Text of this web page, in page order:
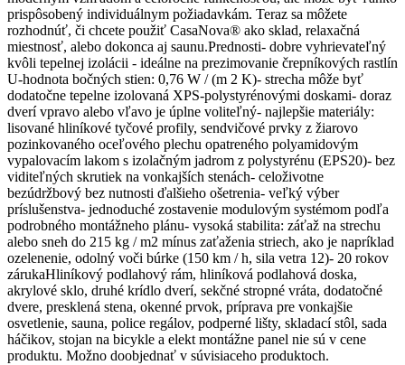
prispôsobený individuálnym požiadavkám. Teraz sa môžete
rozhodnúť, či chcete použiť CasaNova® ako sklad, relaxačná
miestnosť, alebo dokonca aj saunu.Prednosti- dobre vyhrievateľný
kvôli tepelnej izolácii - ideálne na prezimovanie črepníkových rastlín
U-hodnota bočných stien: 0,76 W / (m 2 K)- strecha môže byť
dodatočne tepelne izolovaná XPS-polystyrénovými doskami- doraz
dverí vpravo alebo vľavo je úplne voliteľný- najlepšie materiály:
lisované hliníkové tyčové profily, sendvičové prvky z žiarovo
pozinkovaného oceľového plechu opatreného polyamidovým
vypalovacím lakom s izolačným jadrom z polystyrénu (EPS20)- bez
viditeľných skrutiek na vonkajších stenách- celoživotne
bezúdržbový bez nutnosti ďalšieho ošetrenia- veľký výber
príslušenstva- jednoduché zostavenie modulovým systémom podľa
podrobného montážneho plánu- vysoká stabilita: záťaž na strechu
alebo sneh do 215 kg / m2 mínus zaťaženia striech, ako je napríklad
ozelenenie, odolný voči búrke (150 km / h, sila vetra 12)- 20 rokov
zárukaHliníkový podlahový rám, hliníková podlahová doska,
akrylové sklo, druhé krídlo dverí, sekčné stropné vráta, dodatočné
dvere, presklená stena, okenné prvok, príprava pre vonkajšie
osvetlenie, sauna, police regálov, podperné lišty, skladací stôl, sada
háčikov, stojan na bicykle a elekt montážne panel nie sú v cene
produktu. Možno doobjednať v súvisiaceho produktoch.